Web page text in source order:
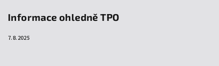
Informace ohledně TPO
7.8.2025